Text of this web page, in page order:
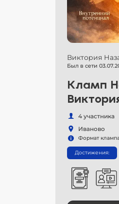
Виктория
Был в сети
Кламп
4 участника
Иваново
Формат
Достижения: